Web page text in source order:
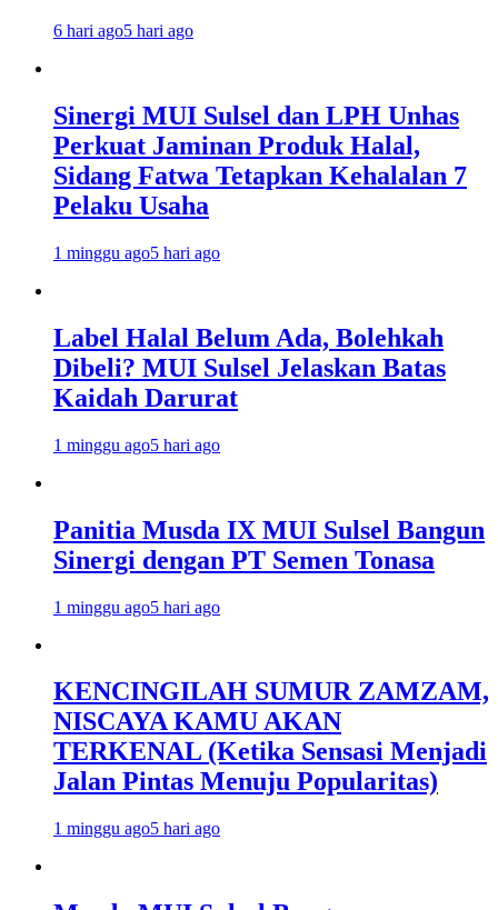
6 hari ago5 hari ago
Sinergi MUI Sulsel dan LPH Unhas
Perkuat Jaminan Produk Halal,
Sidang Fatwa Tetapkan Kehalalan 7
Pelaku Usaha
1 minggu ago5 hari ago
Label Halal Belum Ada, Bolehkah
Dibeli? MUI Sulsel Jelaskan Batas
Kaidah Darurat
1 minggu ago5 hari ago
Panitia Musda IX MUI Sulsel Bangun
Sinergi dengan PT Semen Tonasa
1 minggu ago5 hari ago
KENCINGILAH SUMUR ZAMZAM,
NISCAYA KAMU AKAN
TERKENAL (Ketika Sensasi Menjadi
Jalan Pintas Menuju Popularitas)
1 minggu ago5 hari ago